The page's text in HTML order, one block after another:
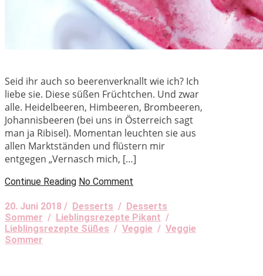
Seid ihr auch so beerenverknallt wie ich? Ich
liebe sie. Diese süßen Früchtchen. Und zwar
alle. Heidelbeeren, Himbeeren, Brombeeren,
Johannisbeeren (bei uns in Österreich sagt
man ja Ribisel). Momentan leuchten sie aus
allen Marktständen und flüstern mir
entgegen „Vernasch mich, […]
Continue Reading No Comment
20. Juni 2018 / Desserts / Desserts
Sommer / Lieblingsrezepte Pikant /
Lieblingsrezepte Süßes / Veggie / Veggie
Sommer